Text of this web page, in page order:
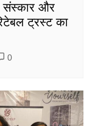
संस्कार और
ट्रस्ट का
0